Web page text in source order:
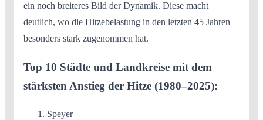
ein noch breiteres Bild der Dynamik. Diese macht
deutlich, wo die Hitzebelastung in den letzten 45 Jahren
besonders stark zugenommen hat.
Top 10 Städte und Landkreise mit dem
stärksten Anstieg der Hitze (1980–2025):
Speyer